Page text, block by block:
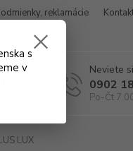
reklamácie
Neviete
0902
Po-Čt
LUX
s
v